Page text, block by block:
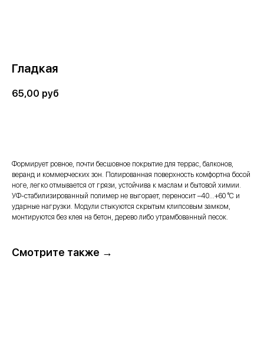
Гладкая
65,00 руб
Формирует ровное, почти бесшовное покрытие для террас, балконов,
веранд и коммерческих зон. Полированная поверхность комфортна босой
ноге, легко отмывается от грязи, устойчива к маслам и бытовой химии.
УФ-стабилизированный полимер не выгорает, переносит –40…+60 °C и
ударные нагрузки. Модули стыкуются скрытым клипсовым замком,
монтируются без клея на бетон, дерево либо утрамбованный песок.
Смотрите также →